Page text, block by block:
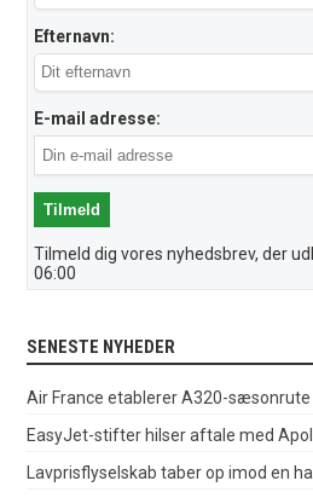
Efternavn:
E-mail adresse:
Tilmeld dig vores nyhedsbrev, der
06:00
SENESTE NYHEDER
Air France etablerer A320-sæsonrute
EasyJet-stifter hilser aftale med
Lavprisflyselskab taber op imod en